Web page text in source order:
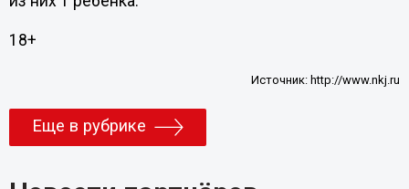
18+
Источник: http://www.nkj.ru
Еще в рубрике